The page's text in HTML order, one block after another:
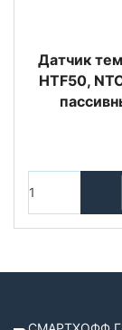
Датчик
HTF50,